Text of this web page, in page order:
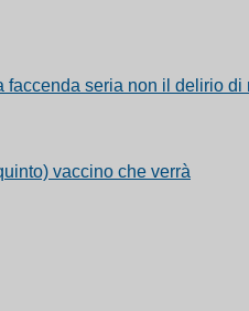
faccenda seria non il delirio di
vaccino che verrà